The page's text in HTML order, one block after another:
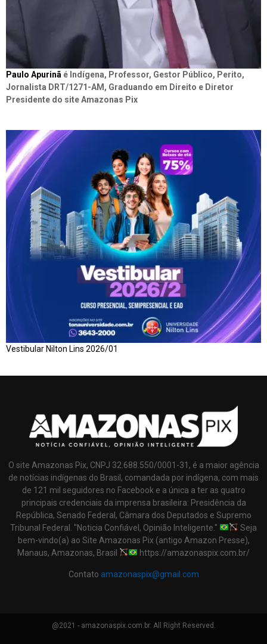
Paulo Apurinã é Indígena, Professor, Gestor Público, Perito,
Jornalista DRT/1271-AM, Graduando em Direito e Diretor
Presidente do site Amazonas Pix
Vestibular Nilton Lins 2026/01
O site Amazonas Pix, CNPJ 32.688.550/0001-31, é a maior agência
de notícias indígenas do Brasil, comandada por indígena, com mais
de 121 mil seguidores no Facebook e a única a ter as quatro
principais credenciais da imprensa brasileira: Presidência da
República, Senado Federal, Câmara dos Deputados e Supremo
Tribunal Federal. "Noticia Confiável, Opinião Inteligente."
Seja
bem-vindo(a) ao Site Amazonas Pix (antigo Amazon Presse),
Manaus, Amazonas, Brasil
https://amazonaspix.com.br/
Contato amazonaspix@gmail.com
@2021 - amazonaspix.com.br. All Right Reserved.